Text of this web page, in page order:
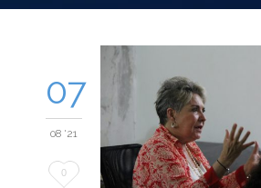
07
08 '21
Love
0